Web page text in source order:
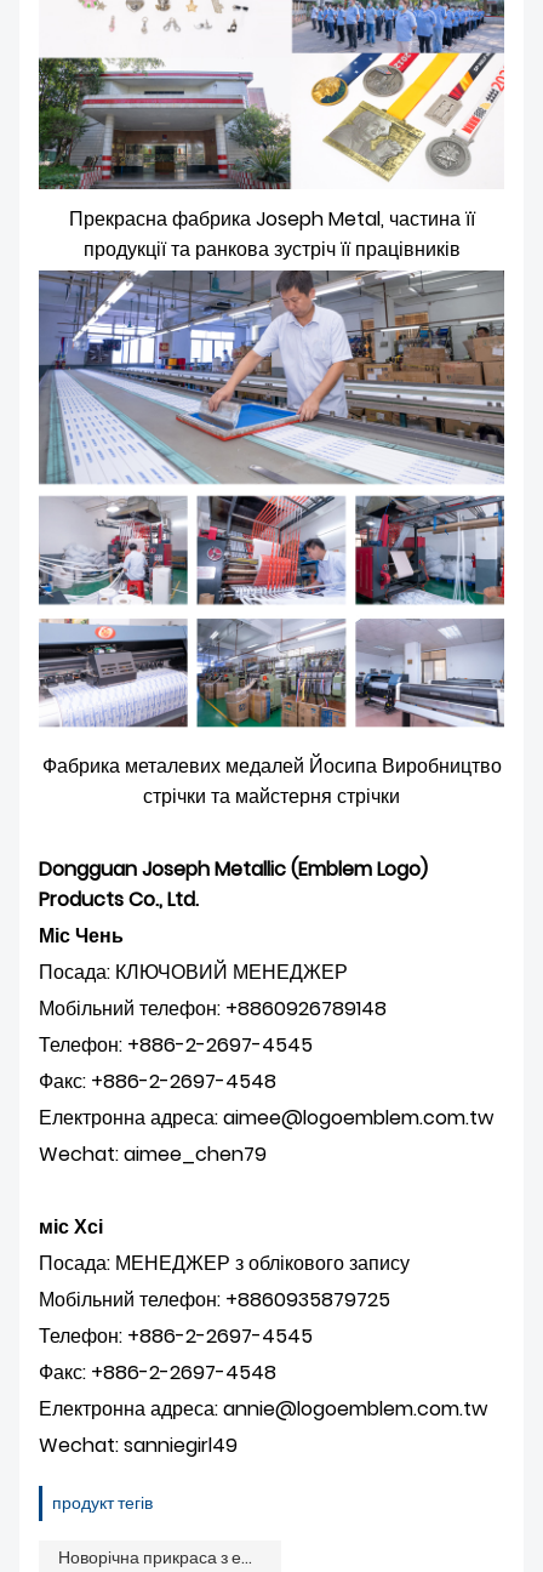
Прекрасна фабрика Joseph Metal, частина її
продукції та ранкова зустріч її працівників
Фабрика металевих медалей Йосипа Виробництво
стрічки та майстерня стрічки
Dongguan Joseph Metallic (Emblem Logo)
Products Co., Ltd.
Міс Чень
Посада: КЛЮЧОВИЙ МЕНЕДЖЕР
Мобільний телефон: +8860926789148
Телефон: +886-2-2697-4545
Факс: +886-2-2697-4548
Електронна адреса: aimee@logoemblem.com.tw
Wechat: aimee_chen79
міс Хсі
Посада: МЕНЕДЖЕР з облікового запису
Мобільний телефон: +8860935879725
Телефон: +886-2-2697-4545
Факс: +886-2-2697-4548
Електронна адреса: annie@logoemblem.com.tw
Wechat: sanniegirl49
продукт тегів
Новорічна прикраса з емалі